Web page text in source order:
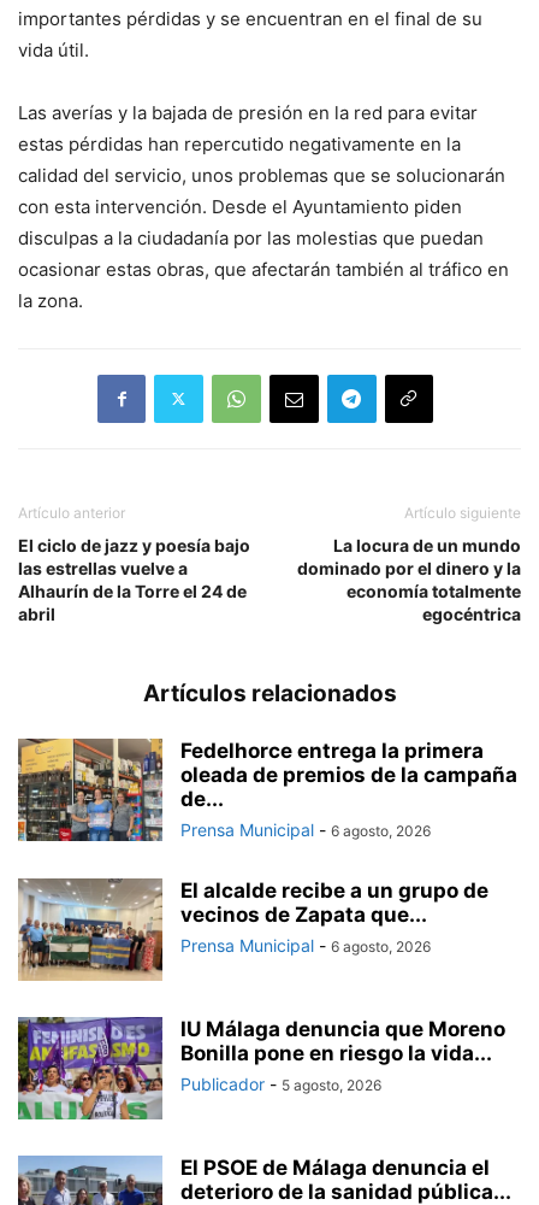
importantes pérdidas y se encuentran en el final de su
vida útil.
Las averías y la bajada de presión en la red para evitar
estas pérdidas han repercutido negativamente en la
calidad del servicio, unos problemas que se solucionarán
con esta intervención. Desde el Ayuntamiento piden
disculpas a la ciudadanía por las molestias que puedan
ocasionar estas obras, que afectarán también al tráfico en
la zona.
Artículo anterior
El ciclo de jazz y poesía bajo
las estrellas vuelve a
Alhaurín de la Torre el 24 de
abril
Artículo siguiente
La locura de un mundo
dominado por el dinero y la
economía totalmente
egocéntrica
Artículos relacionados
Fedelhorce entrega la primera
oleada de premios de la campaña
de...
Prensa Municipal - 6 agosto, 2026
El alcalde recibe a un grupo de
vecinos de Zapata que...
Prensa Municipal - 6 agosto, 2026
IU Málaga denuncia que Moreno
Bonilla pone en riesgo la vida...
Publicador - 5 agosto, 2026
El PSOE de Málaga denuncia el
deterioro de la sanidad pública...